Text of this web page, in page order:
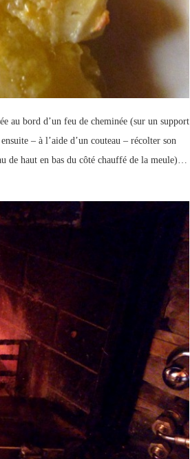
au bord d’un feu de cheminée (sur un support
– à l’aide d’un couteau – récolter son
de haut en bas du côté chauffé de la meule)…